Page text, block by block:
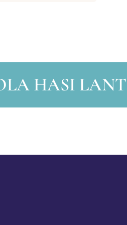
HASI